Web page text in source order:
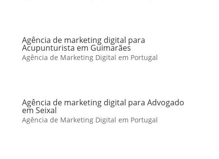
Agência de marketing digital para
Acupunturista em Guimarães
Agência de Marketing Digital em Portugal
Agência de marketing digital para Advogado
em Seixal
Agência de Marketing Digital em Portugal